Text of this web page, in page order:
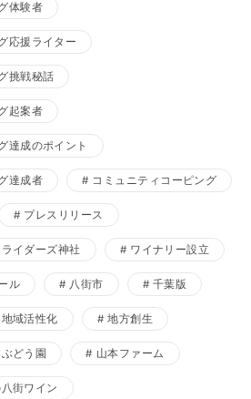
体験者
応援ライター
挑戦秘話
起案者
達成のポイント
達成者 コミュニティコーピング
プレスリリース
ライダーズ神社 ワイナリー設立
ル 八街市 千葉版
地域活性化 地方創生
どう園 山本ファーム
街ワイン